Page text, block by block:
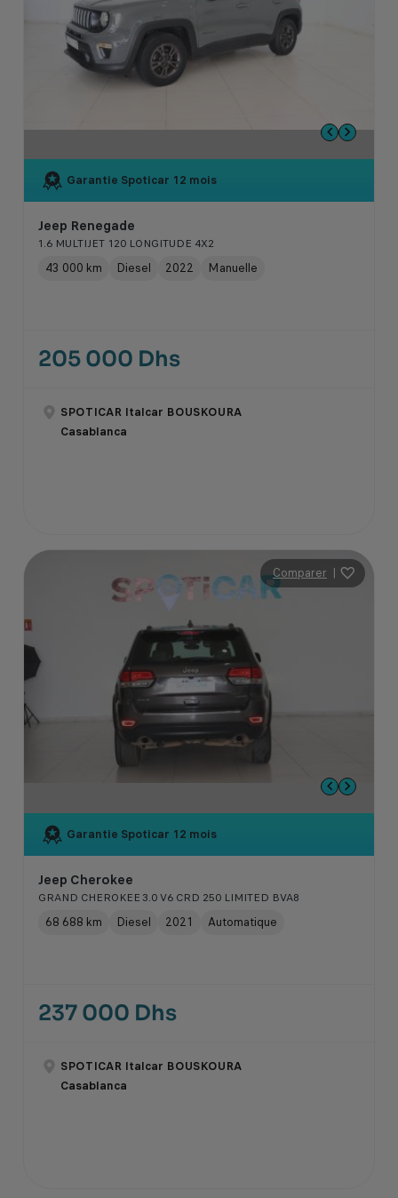
Garantie Spoticar 12 mois
Jeep Renegade
1.6 MULTIJET 120 LONGITUDE 4X2
43 000 km Diesel 2022 Manuelle
205 000 Dhs
SPOTICAR Italcar BOUSKOURA
Casablanca
Comparer |
Garantie Spoticar 12 mois
Jeep Cherokee
GRAND CHEROKEE 3.0 V6 CRD 250 LIMITED BVA8
68 688 km Diesel 2021 Automatique
237 000 Dhs
SPOTICAR Italcar BOUSKOURA
Casablanca